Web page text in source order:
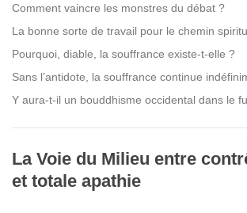
Comment vaincre les monstres du débat ?
La bonne sorte de travail pour le chemin
Pourquoi, diable, la souffrance existe-t-elle ?
Sans l’antidote, la souffrance continue
Y aura-t-il un bouddhisme occidental dans le
La Voie du Milieu entre
et totale apathie